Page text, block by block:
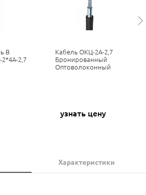
В
2,7
Кабель ОКЦ-2А-2,7
Бронированный
Оптоволоконный
узнать цену
Характеристики